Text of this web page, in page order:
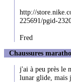
http://
225691/pgid-
Fred
Chaussures
j'ai à peu près le
lunar glide, mais